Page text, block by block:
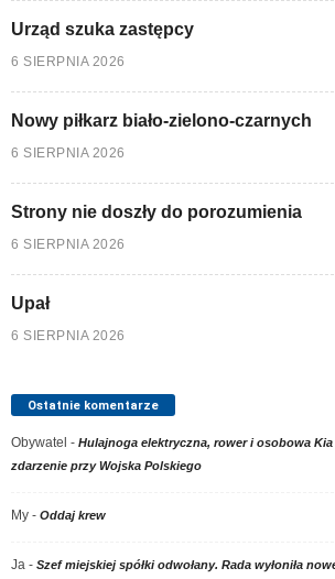
Urząd szuka zastępcy
6 SIERPNIA 2026
Nowy piłkarz biało-zielono-czarnych
6 SIERPNIA 2026
Strony nie doszły do porozumienia
6 SIERPNIA 2026
Upał
6 SIERPNIA 2026
Ostatnie komentarze
Obywatel - Hulajnoga elektryczna, rower i osobowa
zdarzenie przy Wojska Polskiego
My - Oddaj krew
Ja - Szef miejskiej spółki odwołany. Rada wyłoniła